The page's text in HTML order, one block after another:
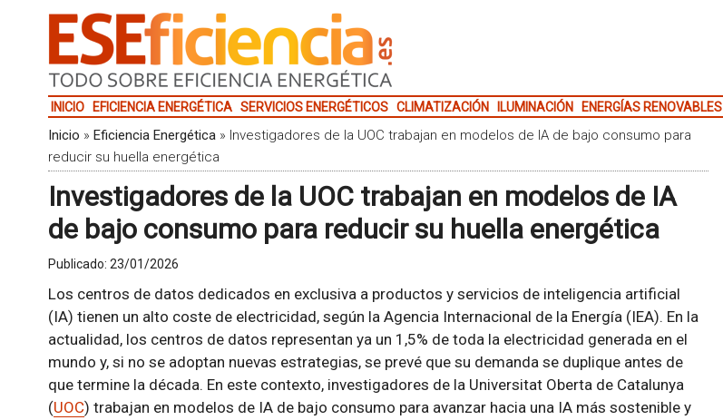
INICIO EFICIENCIA ENERGÉTICA SERVICIOS ENERGÉTICOS CLIMATIZACIÓN ILUMINACIÓN ENERGÍAS RENOVABLES
Inicio » Eficiencia Energética» Investigadores de la UOC trabajan en modelos de IA de bajo consumo para
reducir su huella energética
Investigadores de la UOC trabajan en modelos de IA
de bajo consumo para reducir su huella energética
Publicado: 23/01/2026
Los centros de datos dedicados en exclusiva a productos y servicios de inteligencia artificial
(IA) tienen un alto coste de electricidad, según la Agencia Internacional de la Energía (IEA). En la
actualidad, los centros de datos representan ya un 1,5% de toda la electricidad generada en el
mundo y, si no se adoptan nuevas estrategias, se prevé que su demanda se duplique antes de
que termine la década. En este contexto, investigadores de la Universitat Oberta de Catalunya
(UOC) trabajan en modelos de IA de bajo consumo para avanzar hacia una IA más sostenible y